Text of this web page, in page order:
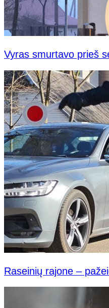
Vyras smurtavo prieš
Raseinių rajone –